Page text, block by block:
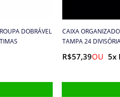
DOBRÁVEL
CAIXA
TAMPA 24
R$57,39 5x